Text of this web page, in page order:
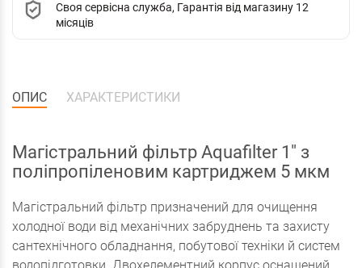
Своя сервісна служба, Гарантія від магазину 12
місяців
ОПИС ХАРАКТЕРИСТИКИ
Магістральний фільтр Aquafilter 1" з
поліпропіленовим картриджем 5 мкм
Магістральний фільтр призначений для очищення
холодної води від механічних забруднень та захисту
сантехнічного обладнання, побутової техніки й систем